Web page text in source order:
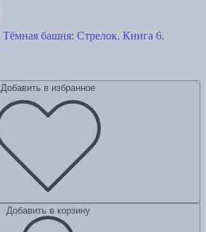
Тёмная башня: Стрелок. Книга 6.
Добавить в избранное
Добавить в корзину